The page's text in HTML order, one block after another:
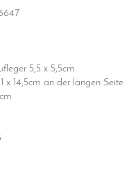
5,5 x 5,5cm
14,5cm an der langen Seite